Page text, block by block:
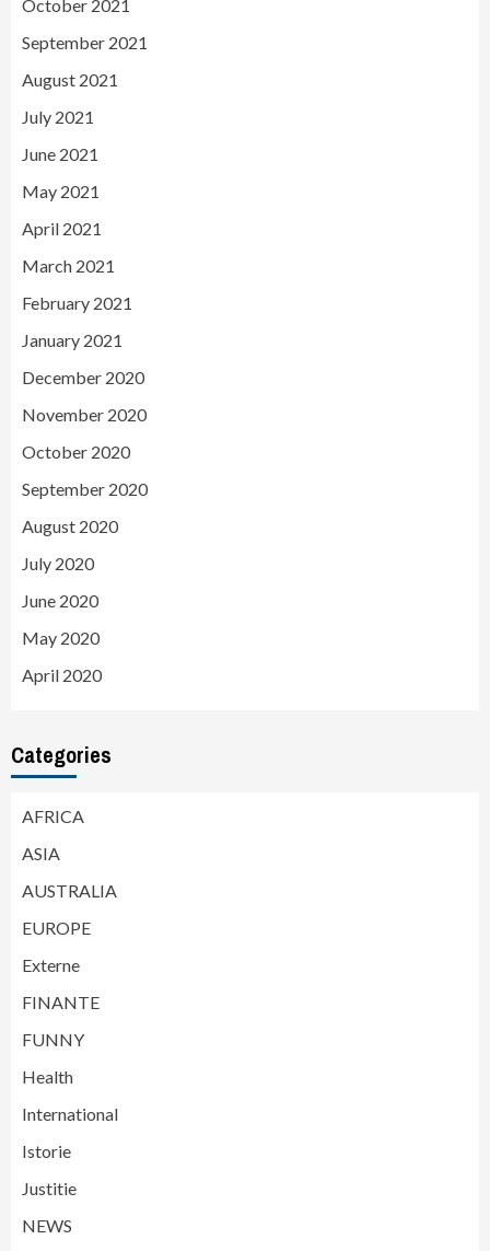
October 2021
September 2021
August 2021
July 2021
June 2021
May 2021
April 2021
March 2021
February 2021
January 2021
December 2020
November 2020
October 2020
September 2020
August 2020
July 2020
June 2020
May 2020
April 2020
Categories
AFRICA
ASIA
AUSTRALIA
EUROPE
Externe
FINANTE
FUNNY
Health
International
Istorie
Justitie
NEWS